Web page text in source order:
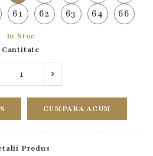
61 62 63 64 66
In Stoc
Cantitate
CUMPARA ACUM
Produs